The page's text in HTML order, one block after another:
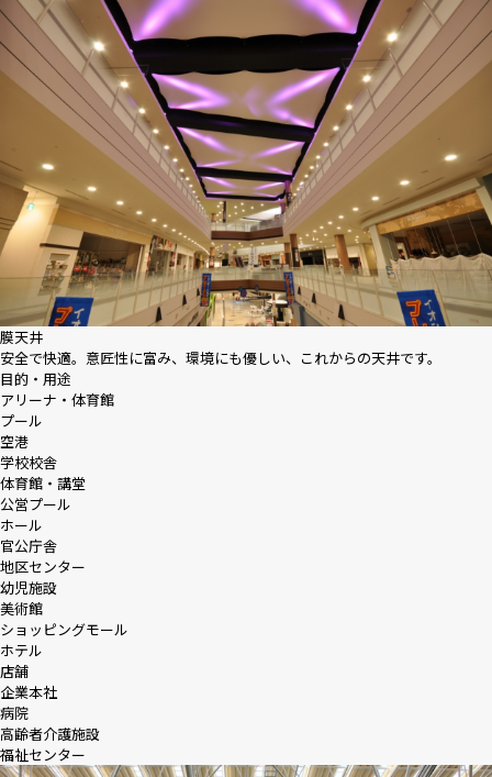
膜天井
安全で快適。意匠性に富み、環境にも優しい、これからの天井です。
目的・用途
アリーナ・体育館
プール
空港
学校校舎
体育館・講堂
公営プール
ホール
官公庁舎
地区センター
幼児施設
美術館
ショッピングモール
ホテル
店舗
企業本社
病院
高齢者介護施設
福祉センター